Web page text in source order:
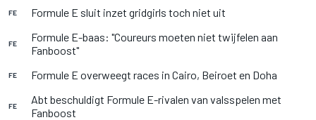
FE Formule E sluit inzet gridgirls toch niet uit
FE
Formule E-baas: "Coureurs moeten niet twijfelen aan
Fanboost"
FE Formule E overweegt races in Cairo, Beiroet en Doha
FE
Abt beschuldigt Formule E-rivalen van valsspelen met
Fanboost